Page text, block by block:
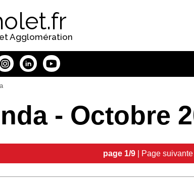
Agglomération
- Octobre
page 1/9 | Page